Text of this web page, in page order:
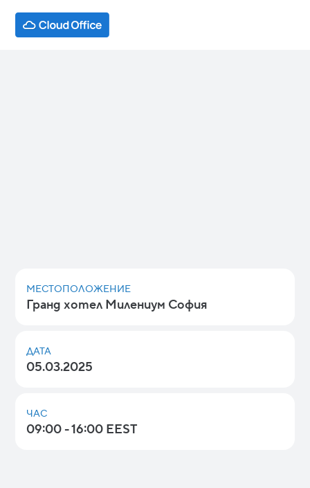
МЕСТОПОЛОЖЕНИЕ
Гранд хотел Милениум София
ДАТА
05.03.2025
ЧАС
09:00 - 16:00 EEST